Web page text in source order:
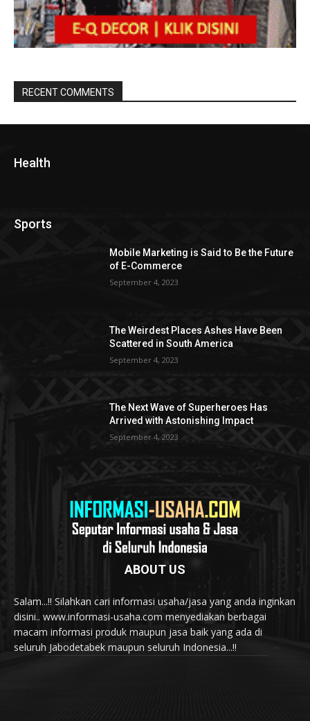
RECENT COMMENTS
Health
Sports
Mobile Marketing is Said to Be the Future
of E-Commerce
September 4, 2023
The Weirdest Places Ashes Have Been
Scattered in South America
September 4, 2023
The Next Wave of Superheroes Has
Arrived with Astonishing Impact
September 4, 2023
ABOUT US
Salam...!! Silahkan cari informasi usaha/jasa yang anda inginkan
disini.. www.informasi-usaha.com menyediakan berbagai
macam informasi produk maupun jasa baik yang ada di
seluruh Jabodetabek maupun seluruh Indonesia...!!